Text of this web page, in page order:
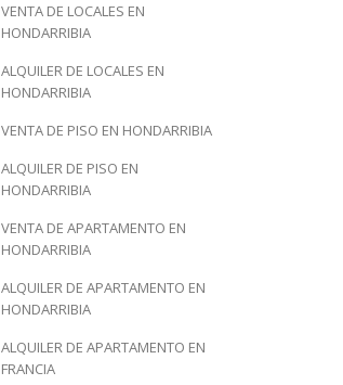
VENTA DE LOCALES EN
HONDARRIBIA
ALQUILER DE LOCALES EN
HONDARRIBIA
VENTA DE PISO EN HONDARRIBIA
ALQUILER DE PISO EN
HONDARRIBIA
VENTA DE APARTAMENTO EN
HONDARRIBIA
ALQUILER DE APARTAMENTO EN
HONDARRIBIA
ALQUILER DE APARTAMENTO EN
FRANCIA